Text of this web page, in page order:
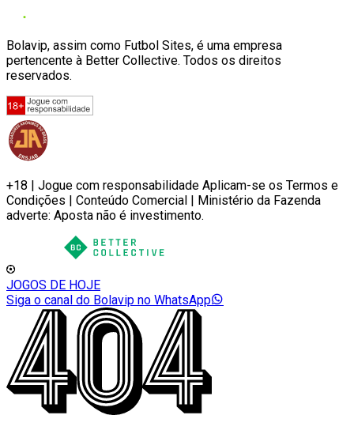
Bolavip, assim como Futbol Sites, é uma empresa
pertencente à Better Collective. Todos os direitos
reservados.
+18 | Jogue com responsabilidade Aplicam-se os Termos e
Condições | Conteúdo Comercial | Ministério da Fazenda
adverte: Aposta não é investimento.
JOGOS DE HOJE
Siga o canal do Bolavip no WhatsApp